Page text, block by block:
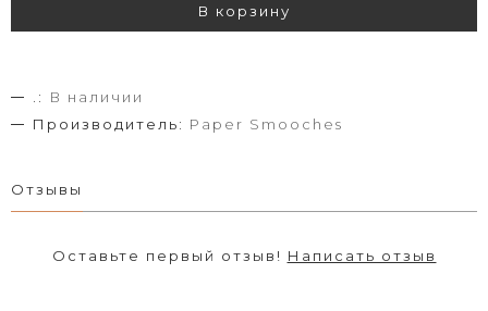
В корзину
.:
В наличии
Производитель: Paper Smooches
Отзывы
Оставьте первый отзыв! Написать отзыв